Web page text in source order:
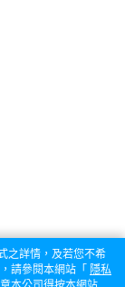
之詳情，及若您不希
請參閱本網站「 隱私